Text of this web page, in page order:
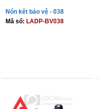
Nón kết bảo vệ - 038
Mã số: LADP-BV038